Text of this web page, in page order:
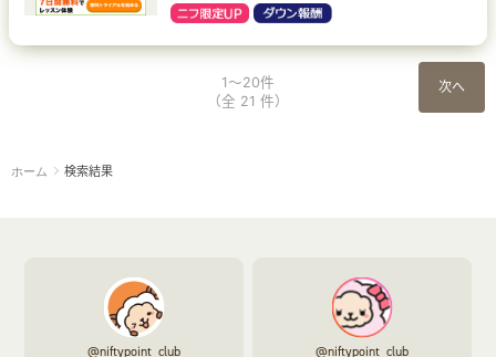
次へ
1～20件
（全 21 件）
ホーム 検索結果
@niftypoint_club @niftypoint_club